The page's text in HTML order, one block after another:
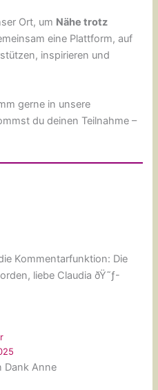
Ort, um Nähe trotz
eine Plattform, auf
inspirieren und
gerne in unsere
du deinen Teilnahme –
Kommentarfunktion: Die
liebe Claudia ðŸ˜ƒ-
Dank Anne